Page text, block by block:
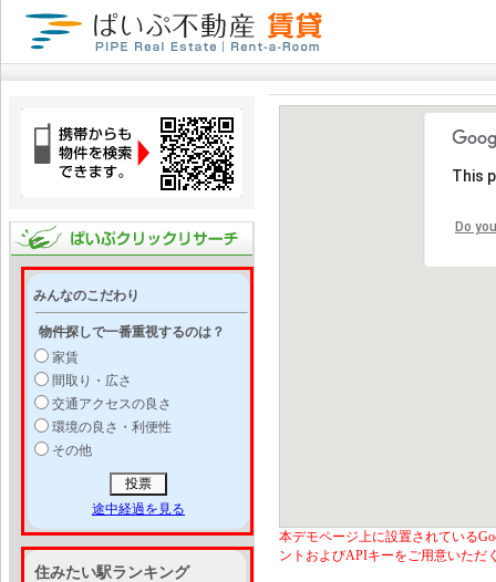
みんなのこだわり
物件探しで一番重視するのは？
家賃
間取り・広さ
交通アクセスの良さ
環境の良さ・利便性
その他
途中経過を見る
住みたい駅ランキング
This
Do
本デモページ上に設置されている
ントおよびAPIキーをご用意いただ